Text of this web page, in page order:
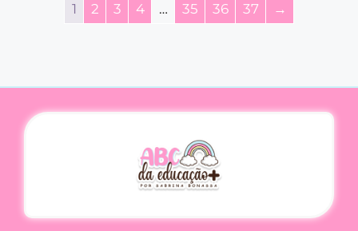
1 2 3 4 … 35 36 37 →